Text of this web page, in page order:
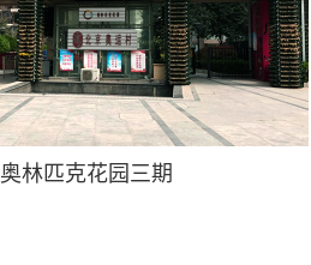
奥林匹克花园三期